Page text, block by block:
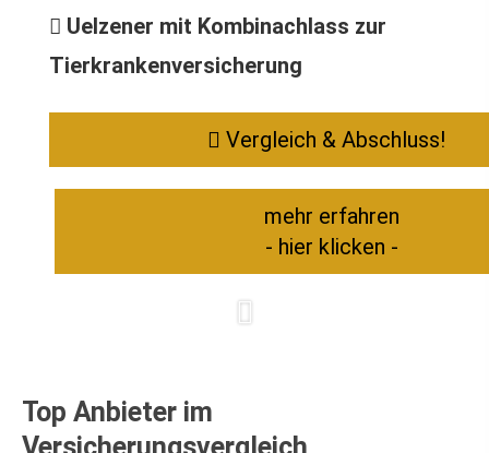
Uelzener mit Kombinachlass zur
Tierkrankenversicherung
Vergleich & Abschluss!
mehr erfahren
- hier klicken -
Top Anbieter im